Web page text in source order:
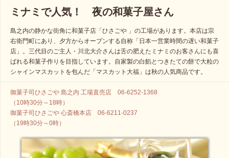
ミナミで人気！ 夜の和菓子屋さん
島之内の静かな街角に和菓子店「ひさごや 」の工場があります。本店は宗
右衛門町にあり、夕方からオープンする自称「日本一営業時間の遅い和菓子
店」。三代目のご主人・川北大介さんは舌の肥えたミナミのお客さんにも喜
ばれる和菓子作りを目指しています。自家製の白餡とつきたての餅で大粒の
シャインマスカットを包んだ「マスカット大福」は秋の人気商品です。
御菓子司ひさごや 島之内 工場直売店 06-6252-1368
（10時30分～18時）
御菓子司ひさごや 心斎橋本店 06-6211-0237
（19時30分～0時）